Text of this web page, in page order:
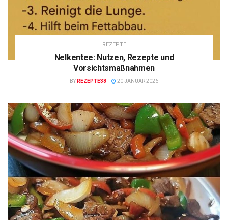
REZEPTE
Nelkentee: Nutzen, Rezepte und
Vorsichtsmaßnahmen
BY REZEPTE38 20 JANUAR 2026